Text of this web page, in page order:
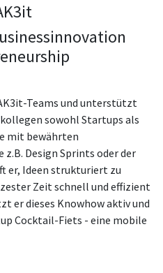
Teams und unterstützt
sowohl Startups als
mit bewährten
Design Sprints oder der
er, Ideen strukturiert zu
Zeit schnell und effizient
er dieses Knowhow aktiv und
Cocktail-Fiets - eine mobile